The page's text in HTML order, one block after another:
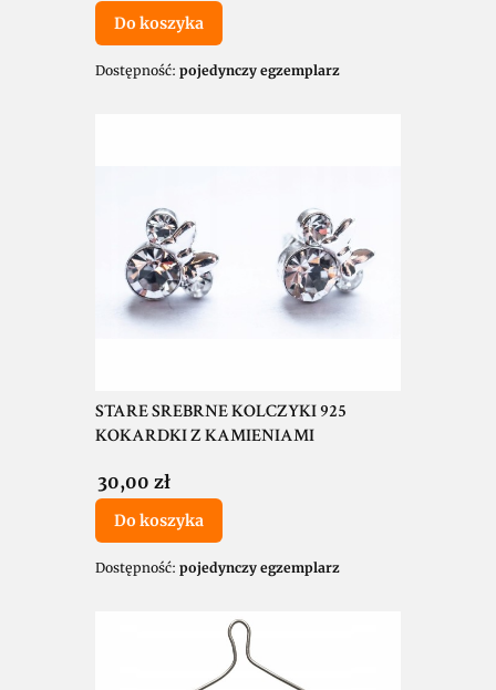
Do koszyka
Dostępność: pojedynczy egzemplarz
STARE SREBRNE KOLCZYKI 925
KOKARDKI Z KAMIENIAMI
Cena
30,00 zł
Do koszyka
Dostępność: pojedynczy egzemplarz